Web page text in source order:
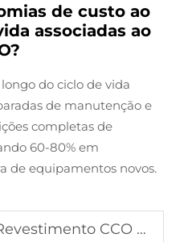
de custo ao
associadas ao
do ciclo de vida
de manutenção e
completas de
60-80% em
de equipamentos novos.
Solução para Proteção da Mesa de Moagem